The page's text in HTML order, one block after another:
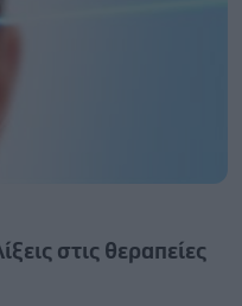
στις θεραπείες